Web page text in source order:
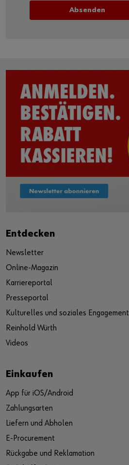
Entdecken
Newsletter
Online-Magazin
Karriereportal
Presseportal
Kulturelles und soziales Engagement
Reinhold Würth
Videos
Einkaufen
App für iOS/Android
Zahlungsarten
Liefern und Abholen
E-Procurement
Rückgabe und Reklamation